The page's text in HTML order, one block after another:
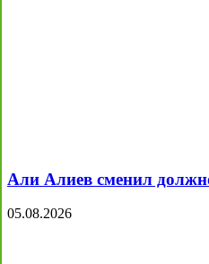
Али Алиев сменил
05.08.2026